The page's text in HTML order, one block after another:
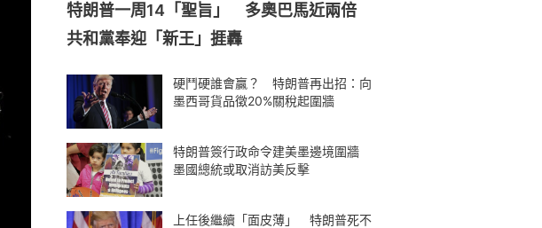
特朗普一周14「聖旨」 多奧巴馬近兩倍
共和黨奉迎「新王」捱轟
硬鬥硬誰會贏？ 特朗普再出招：向
墨西哥貨品徵20%關稅起圍牆
特朗普簽行政命令建美墨邊境圍牆
墨國總統或取消訪美反擊
上任後繼續「面皮薄」 特朗普死不